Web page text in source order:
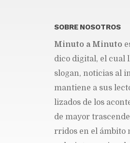
SOBRE NOSOTROS
Mi­nu­to a Mi­nu­to
di­co di­gi­tal, el cual
slo­gan, no­ti­cias al
man­tie­ne a sus
li­za­dos de los
de ma­yor
rri­dos en el ám­bi­to